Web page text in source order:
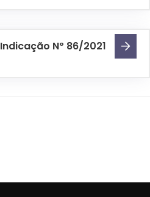
Indicação Nº 86/2021